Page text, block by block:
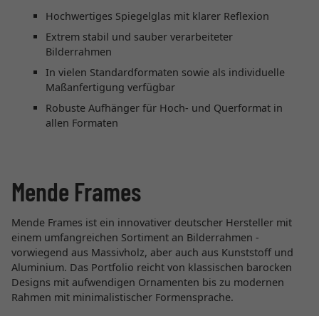
Hochwertiges Spiegelglas mit klarer Reflexion
Extrem stabil und sauber verarbeiteter
Bilderrahmen
In vielen Standardformaten sowie als individuelle
Maßanfertigung verfügbar
Robuste Aufhänger für Hoch- und Querformat in
allen Formaten
Mende Frames
Mende Frames ist ein innovativer deutscher Hersteller mit
einem umfangreichen Sortiment an Bilderrahmen -
vorwiegend aus Massivholz, aber auch aus Kunststoff und
Aluminium. Das Portfolio reicht von klassischen barocken
Designs mit aufwendigen Ornamenten bis zu modernen
Rahmen mit minimalistischer Formensprache.